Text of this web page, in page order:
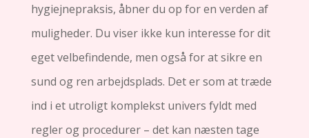
hygiejnepraksis, åbner du op for en verden af
muligheder. Du viser ikke kun interesse for dit
eget velbefindende, men også for at sikre en
sund og ren arbejdsplads. Det er som at træde
ind i et utroligt komplekst univers fyldt med
regler og procedurer – det kan næsten tage